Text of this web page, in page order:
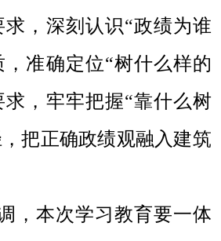
，深刻认识“政绩为谁
，准确定位“树什么样的
求，牢牢把握“靠什么树
把正确政绩观融入建筑
本次学习教育要一体